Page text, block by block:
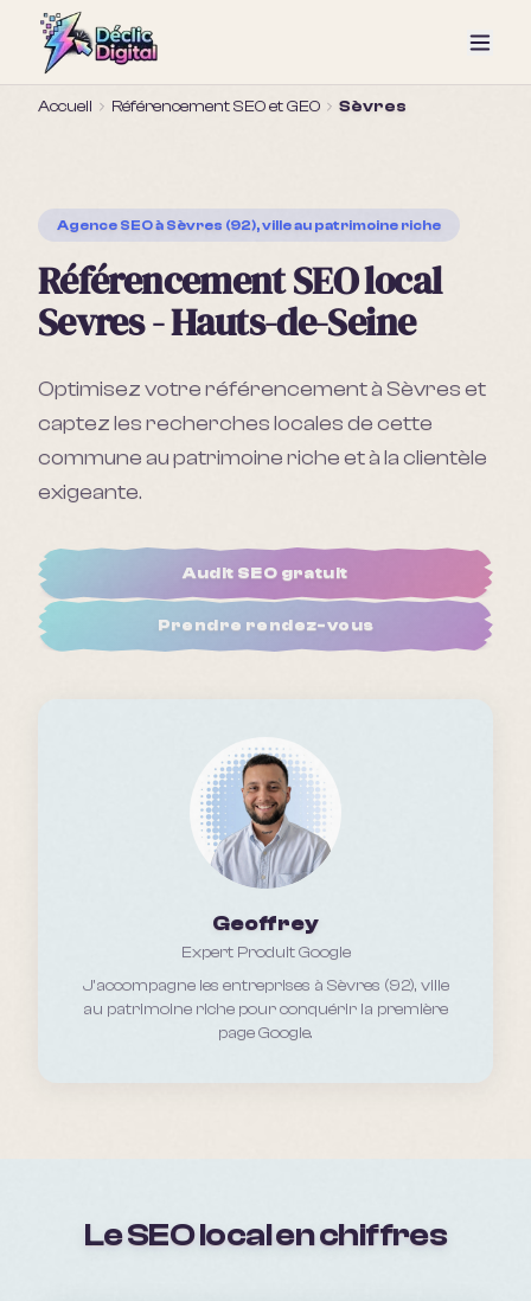
Accueil Référencement SEO et GEO Sèvres
Agence SEOà Sèvres (92), ville au patrimoine riche
Référencement SEO local
Sevres - Hauts-de-Seine
Optimisez votre référencement à Sèvres et
captez les recherches locales de cette
commune au patrimoine riche et à la clientèle
exigeante.
Audit SEO gratuit
Prendre rendez-vous
Geoffrey
Expert Produit Google
J'accompagne les entreprises à Sèvres (92), ville
au patrimoine riche pour conquérir la première
page Google.
Le SEO local en chiffres